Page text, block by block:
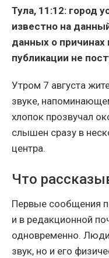
Тула, 11:12: город
известно на
данных о
публикации не
Утром 7 августа
звуке,
хлопок прозвучал
слышен сразу в
центра.
Что
Первые сообщения
и в редакционной
одновременно.
звук, но и его